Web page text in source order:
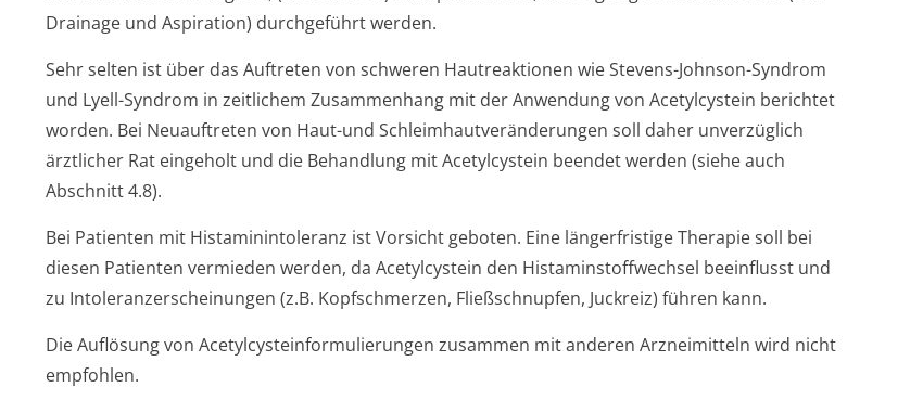
Drainage und Aspiration) durchgeführt werden.
Sehr selten ist über das Auftreten von schweren Hautreaktionen wie Stevens-Johnson-Syndrom
und Lyell-Syndrom in zeitlichem Zusammenhang mit der Anwendung von Acetylcystein berichtet
worden. Bei Neuauftreten von Haut-und Schleimhautverände­rungen soll daher unverzüglich
ärztlicher Rat eingeholt und die Behandlung mit Acetylcystein beendet werden (siehe auch
Abschnitt 4.8).
Bei Patienten mit Histaminintoleranz ist Vorsicht geboten. Eine längerfristige Therapie soll bei
diesen Patienten vermieden werden, da Acetylcystein den Histaminstoffwechsel beeinflusst und
zu Intoleranzersche­inungen (z.B. Kopfschmerzen, Fließschnupfen, Juckreiz) führen kann.
Die Auflösung von Acetylcystein­formulierungen zusammen mit anderen Arzneimitteln wird nicht
empfohlen.